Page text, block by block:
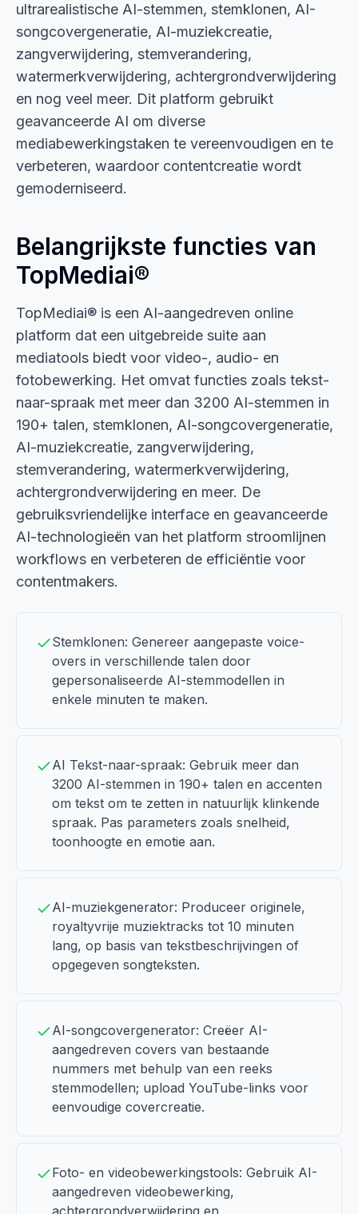
ultrarealistische AI-stemmen, stemklonen, AI-
songcovergeneratie, AI-muziekcreatie,
zangverwijdering, stemverandering,
watermerkverwijdering, achtergrondverwijdering
en nog veel meer. Dit platform gebruikt
geavanceerde AI om diverse
mediabewerkingstaken te vereenvoudigen en te
verbeteren, waardoor contentcreatie wordt
gemoderniseerd.
Belangrijkste functies van
TopMediai®
TopMediai® is een AI-aangedreven online
platform dat een uitgebreide suite aan
mediatools biedt voor video-, audio- en
fotobewerking. Het omvat functies zoals tekst-
naar-spraak met meer dan 3200 AI-stemmen in
190+ talen, stemklonen, AI-songcovergeneratie,
AI-muziekcreatie, zangverwijdering,
stemverandering, watermerkverwijdering,
achtergrondverwijdering en meer. De
gebruiksvriendelijke interface en geavanceerde
AI-technologieën van het platform stroomlijnen
workflows en verbeteren de efficiëntie voor
contentmakers.
Stemklonen: Genereer aangepaste voice-
overs in verschillende talen door
gepersonaliseerde AI-stemmodellen in
enkele minuten te maken.
AI Tekst-naar-spraak: Gebruik meer dan
3200 AI-stemmen in 190+ talen en accenten
om tekst om te zetten in natuurlijk klinkende
spraak. Pas parameters zoals snelheid,
toonhoogte en emotie aan.
AI-muziekgenerator: Produceer originele,
royaltyvrije muziektracks tot 10 minuten
lang, op basis van tekstbeschrijvingen of
opgegeven songteksten.
AI-songcovergenerator: Creëer AI-
aangedreven covers van bestaande
nummers met behulp van een reeks
stemmodellen; upload YouTube-links voor
eenvoudige covercreatie.
Foto- en videobewerkingstools: Gebruik AI-
aangedreven videobewerking,
achtergrondverwijdering en